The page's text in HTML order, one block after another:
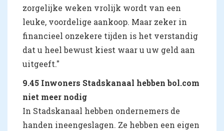
zorgelijke weken vrolijk wordt van een
leuke, voordelige aankoop. Maar zeker in
financieel onzekere tijden is het verstandig
dat u heel bewust kiest waar u uw geld aan
uitgeeft."
9.45 Inwoners Stadskanaal hebben bol.com
niet meer nodig
In Stadskanaal hebben ondernemers de
handen ineengeslagen. Ze hebben een eigen